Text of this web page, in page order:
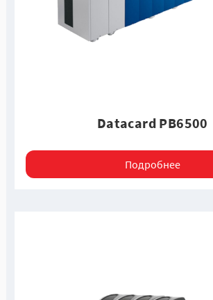
Datаcard PB6500
Подробнее